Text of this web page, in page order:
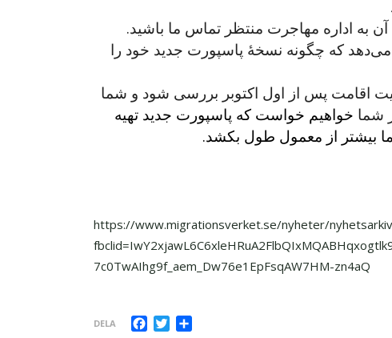
به اداره مهاجرت منتظر تماس ما باشید.
که چگونه نسخهٔ پاسپورت جدید خود را
اقامت پس از اول اکتوبر بررسی شود و شما
شما خواهیم خواست که پاسپورت جدید تهیه
بیشتر از معمول طول بکشد.
https://www.migrationsverket.se/nyheter/
7c0TwAIhg9f_aem_Dw76e1EpFsqAW7HM-zn4aQ
DELA Facebook
Twitter